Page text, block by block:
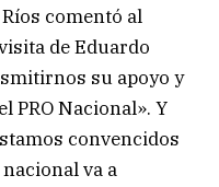
comentó al
de Eduardo
su apoyo y
PRO Nacional». Y
convencidos
va a